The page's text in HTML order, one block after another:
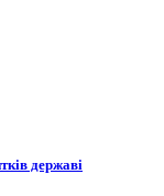
державі